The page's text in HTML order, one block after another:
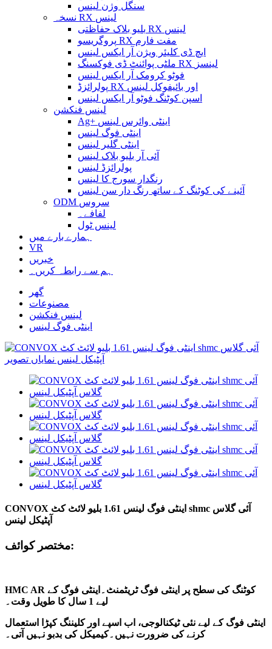
سنگل وژن لینس
نسخہ RX لینس
بلیو بلاک حفاظتی RX لینس
پروگریسو RX مفت فارم
ایچ ڈی کلیئر ویژن آر ایکس لینس
ملٹی پوائنٹ ڈی فوکسنگ RX لینسز
فوٹو کرومک آر ایکس لینس
پولرائزڈ RX اور بائیفوکل لینس
اسپن کوٹنگ فوٹو آر ایکس لینس
لینس فنکشن
Ag+ اینٹی وائرس لینس
اینٹی فوگ لینس
اینٹی گلیر لینس
آئی آر بلیو بلاک لینس
پولرائزڈ لینس
رنگدار سورج کا لینس
آئینے کی کوٹنگ کے ساتھ رنگ دار سن لینس
ODM سروس
لفافے۔
لینس ٹول
ہمارے بارے میں
VR
خبریں
ہم سے رابطہ کریں۔
گھر
مصنوعات
لینس فنکشن
اینٹی فوگ لینس
CONVOX اینٹی فوگ لینس 1.61 بلیو لائٹ کٹ shmc آئی گلاس
آپٹیکل لینس
مختصر کوائف:
HMC AR کوٹنگ کی سطح پر اینٹی فوگ ٹریٹمنٹ۔اینٹی فوگ کے
لیے 1 سال کا طویل وقت۔
اینٹی فوگ کے لیے نئی ٹیکنالوجی، اب اسپے اور کلیننگ کپڑا استعمال
کرنے کی ضرورت نہیں۔کیمیکل کی بدبو نہیں آتی۔